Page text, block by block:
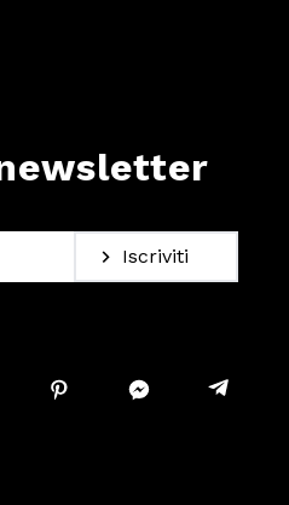
Iscriviti